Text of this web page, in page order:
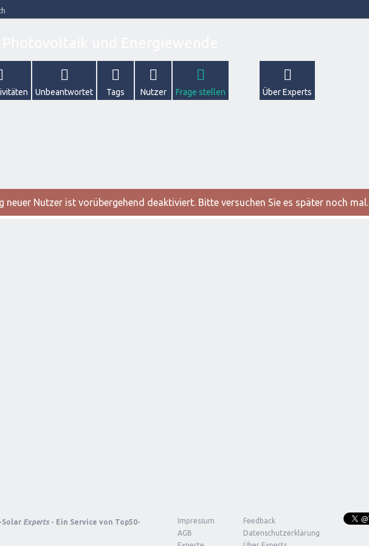
Unbeantwortet Tags Nutzer Frage stellen Über Experts
neuer Nutzer ist vorübergehend deaktiviert. Bitte versuchen Sie es später noch mal.
Solar Experts - Ein Service von Top50-
Impressum
Feedback
AGB
Datenschutzerklärung